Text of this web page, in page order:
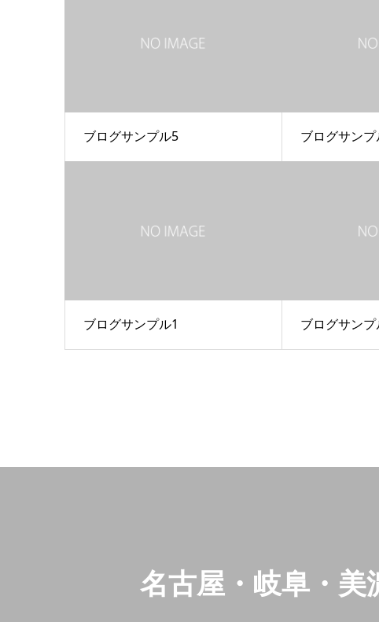
ブログサンプル5 ブログサン
ブログサンプル1 ブログサン
名古屋・岐阜・